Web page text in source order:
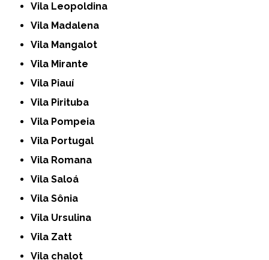
Vila Leopoldina
Vila Madalena
Vila Mangalot
Vila Mirante
Vila Piauí
Vila Pirituba
Vila Pompeia
Vila Portugal
Vila Romana
Vila Saloá
Vila Sônia
Vila Ursulina
Vila Zatt
Vila chalot